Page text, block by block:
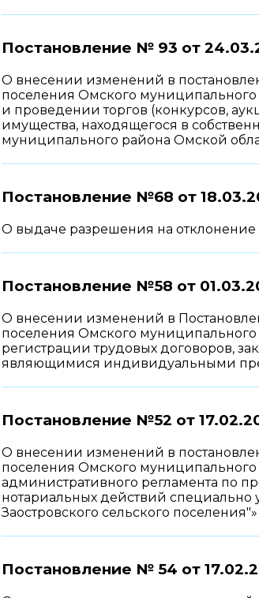
Постановление № 93 от
О внесении изменений в
поселения Омского муниципального
и проведении торгов (конкурсов,
имущества, находящегося в
муниципального района Омской
Постановление №68 от
О выдаче разрешения на отклонение
Постановление №58 от
О внесении изменений в
поселения Омского
регистрации трудовых договоров,
являющимися индивидуальными
Постановление №52 от
О внесении изменений в
поселения Омского
административного регламента по
нотариальных действий
Заостровского сельского поселения"»
Постановление № 54 от